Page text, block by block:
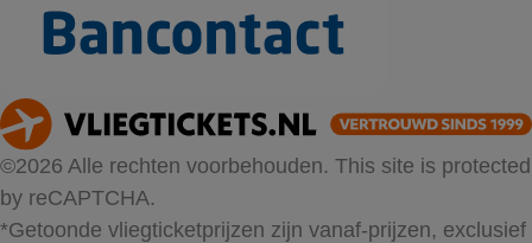
©2026 Alle rechten voorbehouden. This site is protected
by reCAPTCHA.
*Getoonde vliegticketprijzen zijn vanaf-prijzen, exclusief